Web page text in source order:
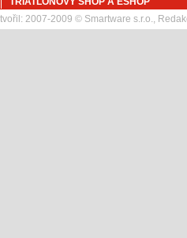
2007-2009 © Smartware s.r.o.,